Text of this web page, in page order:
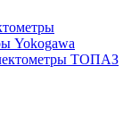
Yokogawa
ТОПАЗ